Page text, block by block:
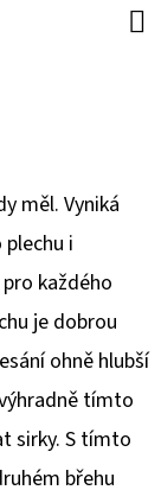
měl. Vyniká
i
každého
je dobrou
ohně hlubší
tímto
sirky. S tímto
břehu